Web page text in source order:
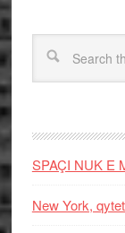
SPAÇI NUK E
New York,